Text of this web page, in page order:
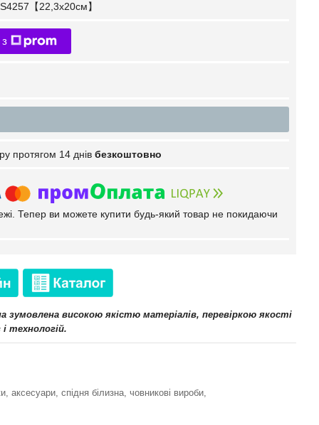
【22,3x20см】
протягом 14 днів безкоштовно
Тепер ви можете купити будь-який товар не покидаючи
зумовлена високою якістю матеріалів, перевіркою якості
технологій.
аксесуари, спідня білизна, човникові вироби,